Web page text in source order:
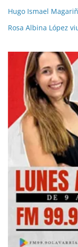
Hugo Ismael
Rosa Albina López